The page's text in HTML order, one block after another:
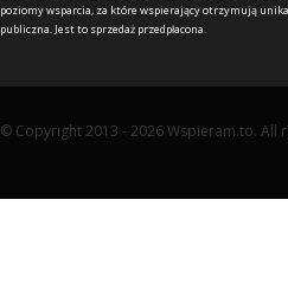
poziomy wsparcia, za które wspierający otrzymują
publiczna. Jest to sprzedaż przedpłacona.
© Copyright 2013 - 2026 Wspieram.to.